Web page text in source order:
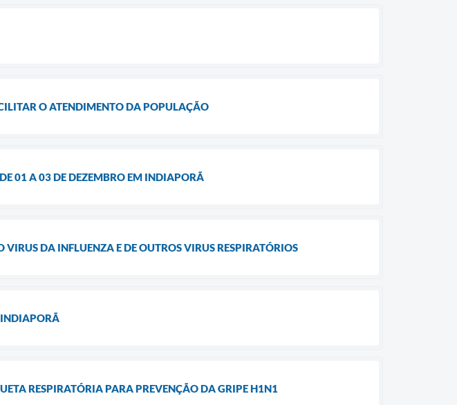
O ATENDIMENTO DA POPULAÇÃO
01 A 03 DE DEZEMBRO EM INDIAPORÃ
DA INFLUENZA E DE OUTROS VIRUS RESPIRATÓRIOS
RESPIRATÓRIA PARA PREVENÇÃO DA GRIPE H1N1